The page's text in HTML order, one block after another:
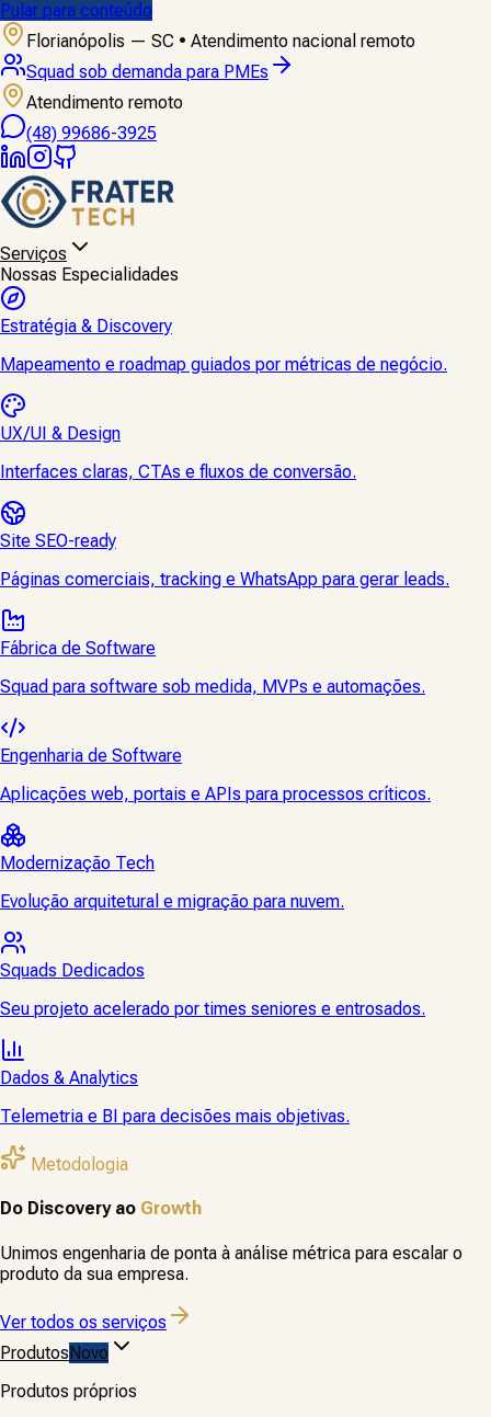
Pular para conteúdo
Florianópolis — SC • Atendimento nacional remoto
Diagnóstico de SEO, WhatsApp e CRM
Atendimento remoto
(48) 99686-3925
Serviços
Nossas Especialidades
Estratégia & Discovery
Mapeamento e roadmap guiados por métricas de negócio.
UX/UI & Design
Interfaces claras, CTAs e fluxos de conversão.
Site SEO-ready
Páginas comerciais, tracking e WhatsApp para gerar leads.
Fábrica de Software
Squad para software sob medida, MVPs e automações.
Engenharia de Software
Aplicações web, portais e APIs para processos críticos.
Modernização Tech
Evolução arquitetural e migração para nuvem.
Squads Dedicados
Seu projeto acelerado por times seniores e entrosados.
Dados & Analytics
Telemetria e BI para decisões mais objetivas.
Metodologia
Do Discovery ao Growth
Unimos engenharia de ponta à análise métrica para escalar o
produto da sua empresa.
Ver todos os serviços
ProdutosNovo
Produtos próprios